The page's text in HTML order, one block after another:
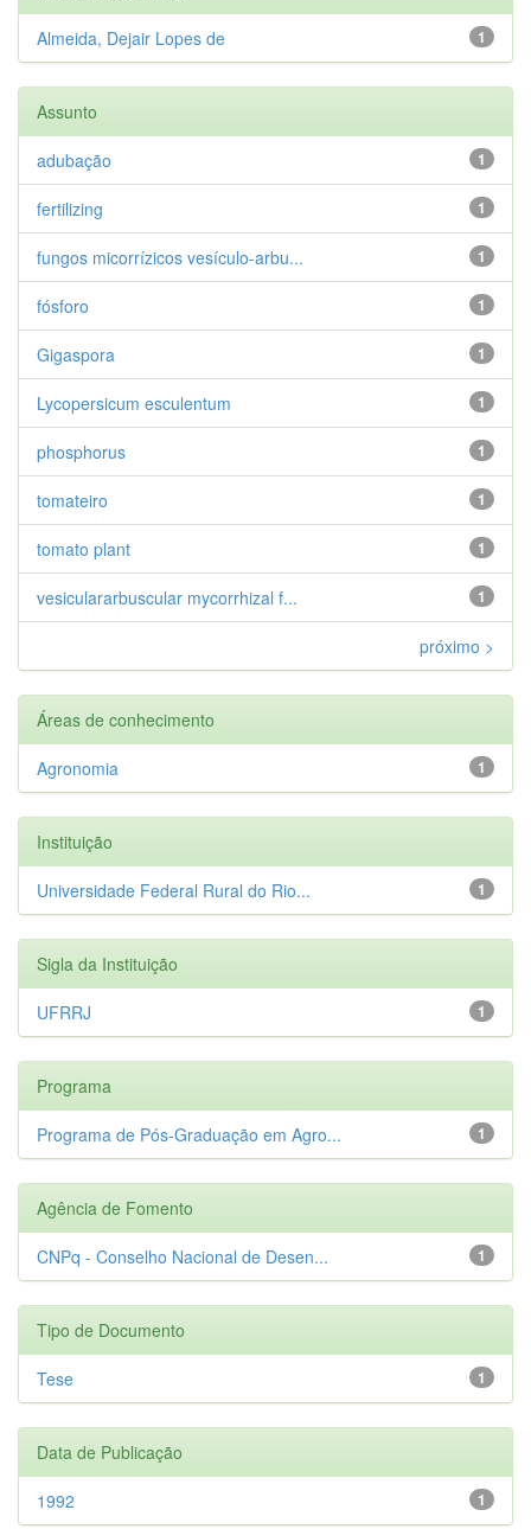
1
Almeida, Dejair Lopes de
Assunto
1
adubação
1
fertilizing
1
fungos micorrízicos vesículo-arbu...
1
fósforo
1
Gigaspora
1
Lycopersicum esculentum
1
phosphorus
1
tomateiro
1
tomato plant
1
vesiculararbuscular mycorrhizal f...
próximo >
Áreas de conhecimento
1
Agronomia
Instituição
1
Universidade Federal Rural do Rio...
Sigla da Instituição
1
UFRRJ
Programa
1
Programa de Pós-Graduação em Agro...
Agência de Fomento
1
CNPq - Conselho Nacional de Desen...
Tipo de Documento
1
Tese
Data de Publicação
1
1992